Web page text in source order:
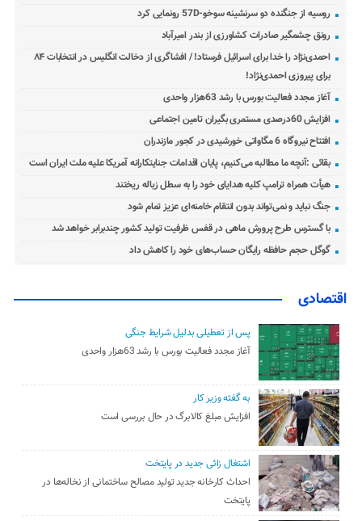
روسیه از جنگنده دو سرنشینه سوخو-57D رونمایی کرد
رونق چشمگیر صادرات کشاورزی از بندر امیرآباد
احمدی‌نژاد را خدا برای اسرائیل فرستاد! / افشاگری از دخالت انگلیس در انتخابات ۸۴
برای پیروزی احمدی‌نژاد!
آغاز مجدد فعالیت بورس با رشد 63هزار واحدی
افزایش 60درصدی مستمری بگیران تامین اجتماعی
افتتاح نیروگاه 6 مگاواتی خورشیدی در کجور مازندران
بقائی :آنچه ما مطالبه می‌کنیم، پایان اقدامات جنایتکارانه آمریکا علیه ملت ایران است
هیأت همراه ترامپ کلیه هدایای خود را به سطل زباله ریختند
جنگ نباید و نمی‌تواند بدون انتقام خامنه‌ای عزیز تمام شود
با گسترس طرح پرورش ماهی در قفس ظرفیت تولید کشور چندبرابر خواهد شد
گوگل حجم حافظه رایگان حساب‌های خود را کاهش داد
اقتصادی
پس از تعطیلی بدلیل شرایط جنگی
آغاز مجدد فعالیت بورس با رشد 63هزار واحدی
به گفته وزیر کار
افزایش مبلغ کالابرگ در حال بررسی است
اشتغال زائی جدید در پایتخت
احداث کارخانه جدید تولید مصالح ساختمانی از نخاله‌ها در
پایتخت